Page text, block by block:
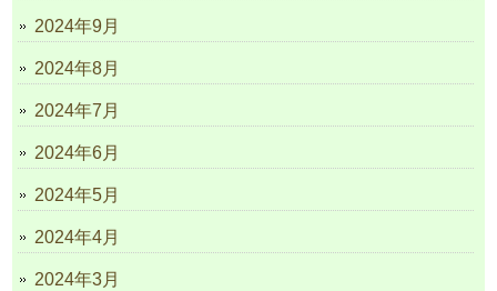
2024年9月
2024年8月
2024年7月
2024年6月
2024年5月
2024年4月
2024年3月